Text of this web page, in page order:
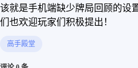
该就是手机端缺少牌局回顾的设
们也欢迎玩家们积极提出！
高手殿堂